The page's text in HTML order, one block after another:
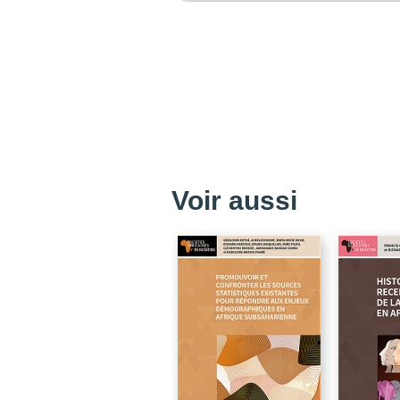
Voir aussi